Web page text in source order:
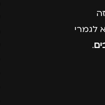
לגמרי
.